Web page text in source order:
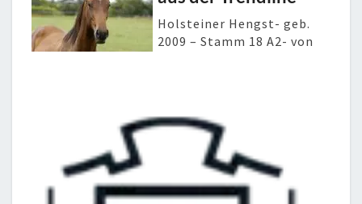
Holsteiner Hengst- geb.
2009 – Stamm 18 A2- von